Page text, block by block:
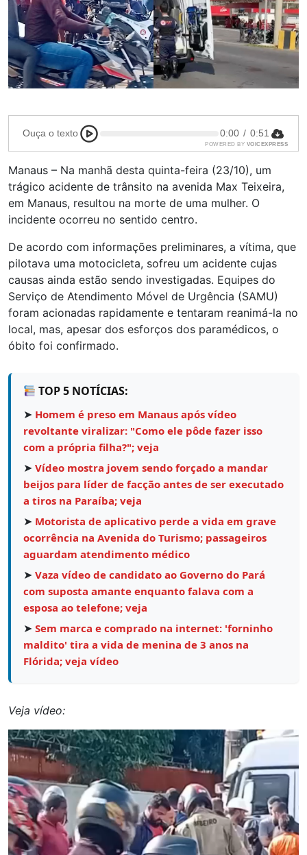
Ouça o texto 0:00 / 0:51
POWERED BY VOICEXPRESS
Manaus – Na manhã desta quinta-feira (23/10), um
trágico acidente de trânsito na avenida Max Teixeira,
em Manaus, resultou na morte de uma mulher. O
incidente ocorreu no sentido centro.
De acordo com informações preliminares, a vítima, que
pilotava uma motocicleta, sofreu um acidente cujas
causas ainda estão sendo investigadas. Equipes do
Serviço de Atendimento Móvel de Urgência (SAMU)
foram acionadas rapidamente e tentaram reanimá-la no
local, mas, apesar dos esforços dos paramédicos, o
óbito foi confirmado.
TOP 5 NOTÍCIAS:
➤ Homem é preso em Manaus após vídeo
revoltante viralizar: "Como ele pôde fazer isso
com a própria filha?"; veja
➤ Vídeo mostra jovem sendo forçado a mandar
beijos para líder de facção antes de ser executado
a tiros na Paraíba; veja
➤ Motorista de aplicativo perde a vida em grave
ocorrência na Avenida do Turismo; passageiros
aguardam atendimento médico
➤ Vaza vídeo de candidato ao Governo do Pará
com suposta amante enquanto falava com a
esposa ao telefone; veja
➤ Sem marca e comprado na internet: 'forninho
maldito' tira a vida de menina de 3 anos na
Flórida; veja vídeo
Veja vídeo:
Tocador
de
vídeo